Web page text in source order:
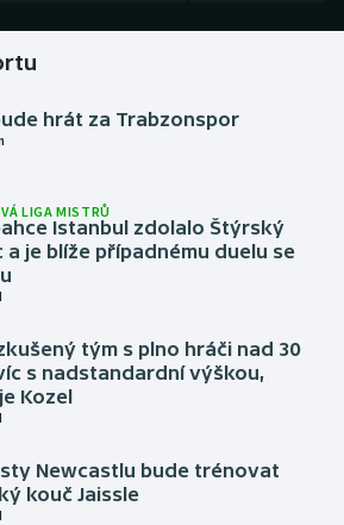
hrát za Trabzonspor
LIGA MISTRŮ
Istanbul zdolalo Štýrský
a je blíže případnému duelu se
tým s plno hráči nad 30
s nadstandardní výškou,
Kozel
Newcastlu bude trénovat
kouč Jaissle